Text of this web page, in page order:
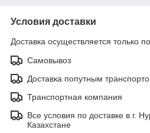
Условия доставки
Доставка осуществляется только
Самовывоз
Доставка попутным
Транспортная компания
Все условия по доставке в г.
Казахстане